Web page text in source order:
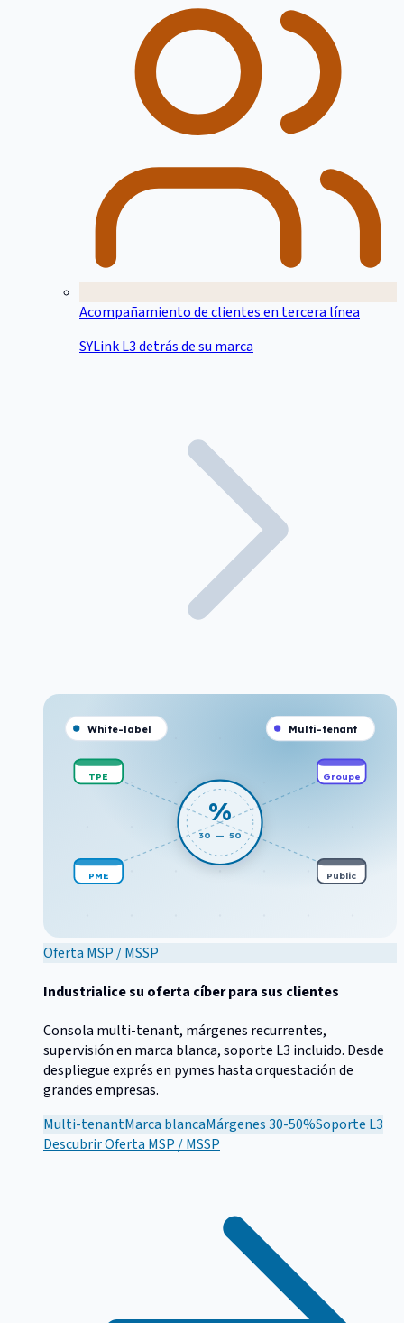
Acompañamiento de clientes en tercera línea
SYLink L3 detrás de su marca
%
30 — 50
TPE
PME
Groupe
Public
White-label Multi-tenant
Oferta MSP / MSSP
Industrialice su oferta cíber para sus clientes
Consola multi-tenant, márgenes recurrentes,
supervisión en marca blanca, soporte L3 incluido. Desde
despliegue exprés en pymes hasta orquestación de
grandes empresas.
Multi-tenantMarca blancaMárgenes 30-50%Soporte L3
DescubrirOferta MSP / MSSP